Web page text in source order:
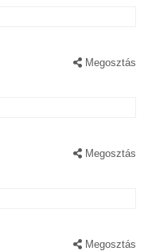
Megosztás
Megosztás
Megosztás